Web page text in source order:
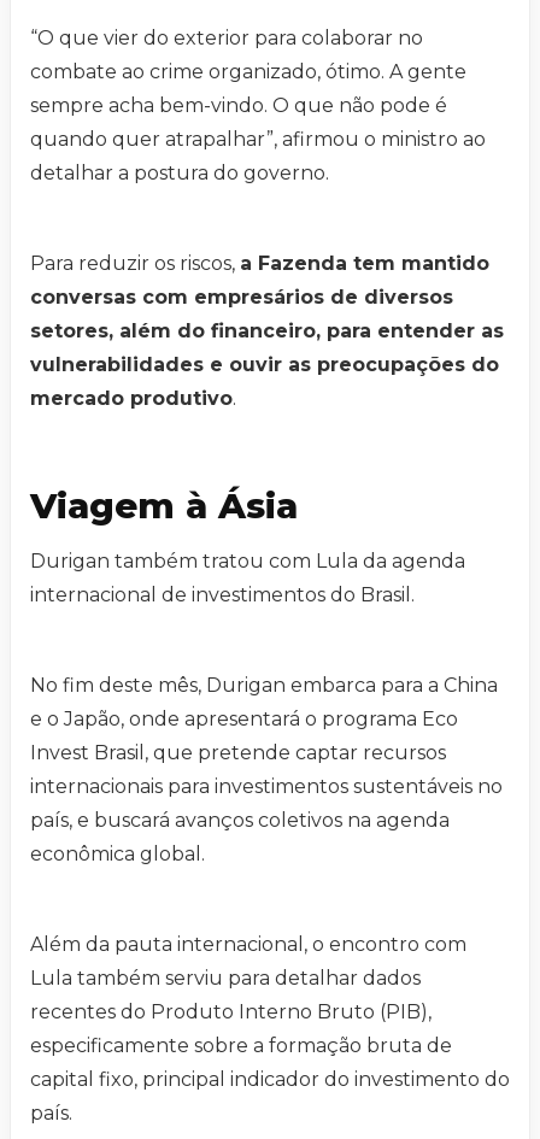
“O que vier do exterior para colaborar no
combate ao crime organizado, ótimo. A gente
sempre acha bem-vindo. O que não pode é
quando quer atrapalhar”, afirmou o ministro ao
detalhar a postura do governo.
Para reduzir os riscos, a Fazenda tem mantido
conversas com empresários de diversos
setores, além do financeiro, para entender as
vulnerabilidades e ouvir as preocupações do
mercado produtivo.
Viagem à Ásia
Durigan também tratou com Lula da agenda
internacional de investimentos do Brasil.
No fim deste mês, Durigan embarca para a China
e o Japão, onde apresentará o programa Eco
Invest Brasil, que pretende captar recursos
internacionais para investimentos sustentáveis no
país, e buscará avanços coletivos na agenda
econômica global.
Além da pauta internacional, o encontro com
Lula também serviu para detalhar dados
recentes do Produto Interno Bruto (PIB),
especificamente sobre a formação bruta de
capital fixo, principal indicador do investimento do
país.